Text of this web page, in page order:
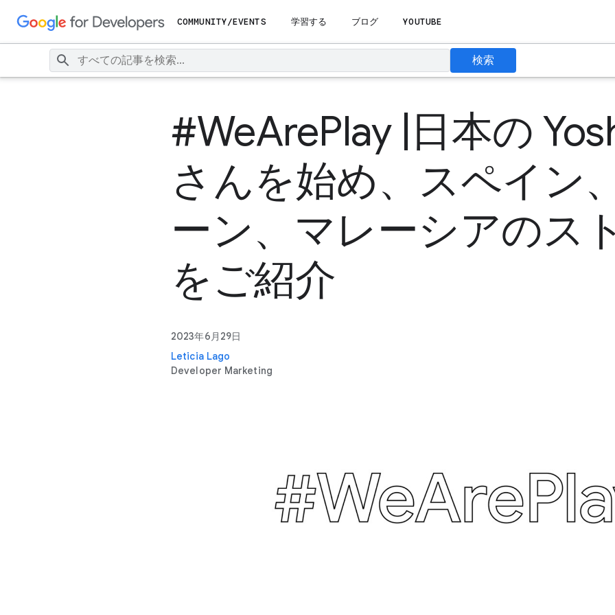
COMMUNITY/EVENTS 学習する ブログ YOUTUBE
検索
#WeArePlay |日本の
さんを始め、スペイン
ーン、マレーシアのス
をご紹介
2023年6月29日
Leticia Lago
Developer Marketing